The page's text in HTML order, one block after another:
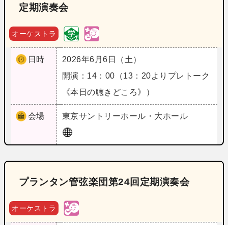
定期演奏会
オーケストラ
日時
2026年6月6日（土）
開演：14：00（13：20よりプレトーク
《本日の聴きどころ》）
会場 東京サントリーホール・大ホール
プランタン管弦楽団第24回定期演奏会
オーケストラ